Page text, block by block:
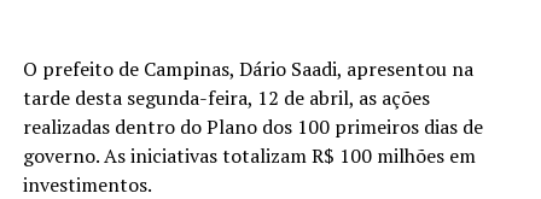
O prefeito de Campinas, Dário Saadi, apresentou na
tarde desta segunda-feira, 12 de abril, as ações
realizadas dentro do Plano dos 100 primeiros dias de
governo. As iniciativas totalizam R$ 100 milhões em
investimentos.